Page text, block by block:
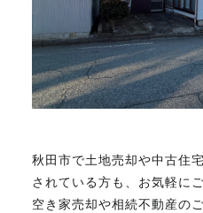
秋田市で土地売却や中古住
されている方も、お気軽に
空き家売却や相続不動産の